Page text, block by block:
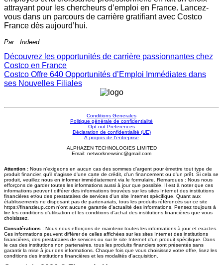
attrayant pour les chercheurs d’emploi en France. Lancez-
vous dans un parcours de carrière gratifiant avec Costco
France dès aujourd’hui.
Par : Indeed
Découvrez les opportunités de carrière passionnantes chez
Costco en France
Costco Offre 640 Opportunités d’Emploi Immédiates dans
ses Nouvelles Filiales
Conditions Generales
Politique générale de confidentialité
Opt-out Preferences
Déclaration de confidentialité (UE)
À propos de l'entreprise
ALPHAZEN TECHNOLOGIES LIMITED
Email: networknewsinc@gmail.com
Attention : Nous n'exigeons en aucun cas des sommes d'argent pour émettre tout type de
produit financier, qu'il s'agisse d'une carte de crédit, d'un financement ou d'un prêt. Si cela se
produit, veuillez nous en informer immédiatement via le formulaire. Remarques : Nous nous
efforçons de garder toutes les informations aussi à jour que possible. Il est à noter que ces
informations peuvent différer des informations trouvées sur les sites Internet des institutions
financières et/ou des prestataires de services d'un site Internet spécifique. Quant aux
établissements ne disposant pas de partenariats, tous les produits référencés sur ce site
https://finanzieup.com n'ont aucune garantie d'actualité des informations. Pensez toujours à
lire les conditions d'utilisation et les conditions d'achat des institutions financières que vous
choisissez.
Considérations : Nous nous efforçons de maintenir toutes les informations à jour et exactes.
Ces informations peuvent différer de celles affichées sur les sites Internet des institutions
financières, des prestataires de services ou sur le site Internet d'un produit spécifique. Dans
le cas des institutions non partenaires, tous les produits financiers sont présentés sans
garantir la mise à jour des informations. Chaque fois que vous choisissez votre offre, lisez les
conditions des institutions financières et les modalités d'acquisition.